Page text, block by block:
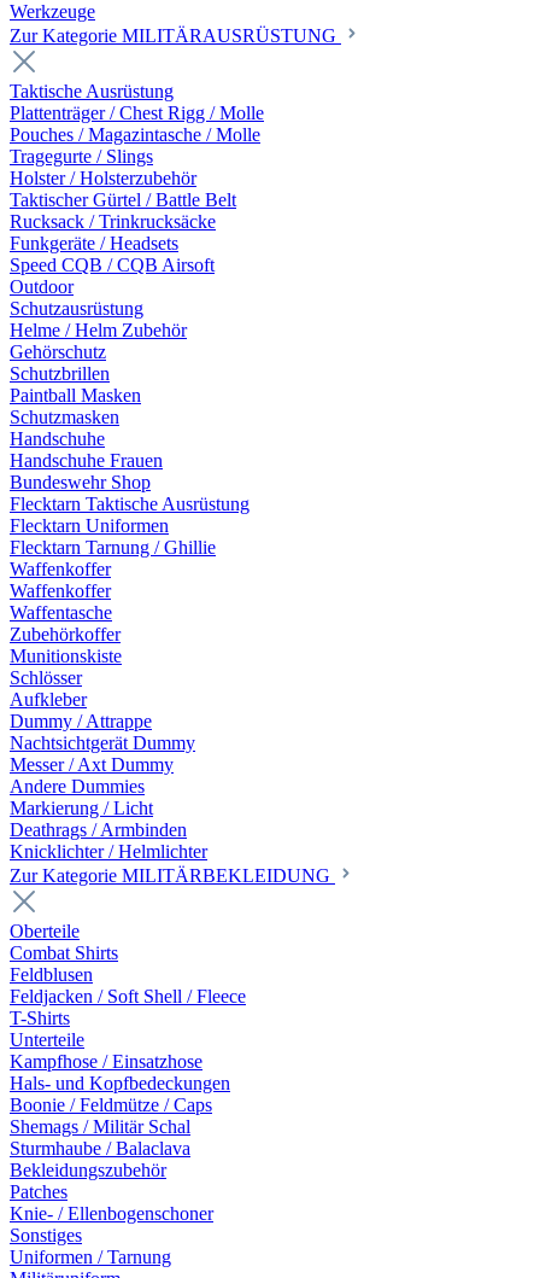
Werkzeuge
Zur Kategorie MILITÄRAUSRÜSTUNG
Taktische Ausrüstung
Plattenträger / Chest Rigg / Molle
Pouches / Magazintasche / Molle
Tragegurte / Slings
Holster / Holsterzubehör
Taktischer Gürtel / Battle Belt
Rucksack / Trinkrucksäcke
Funkgeräte / Headsets
Speed CQB / CQB Airsoft
Outdoor
Schutzausrüstung
Helme / Helm Zubehör
Gehörschutz
Schutzbrillen
Paintball Masken
Schutzmasken
Handschuhe
Handschuhe Frauen
Bundeswehr Shop
Flecktarn Taktische Ausrüstung
Flecktarn Uniformen
Flecktarn Tarnung / Ghillie
Waffenkoffer
Waffenkoffer
Waffentasche
Zubehörkoffer
Munitionskiste
Schlösser
Aufkleber
Dummy / Attrappe
Nachtsichtgerät Dummy
Messer / Axt Dummy
Andere Dummies
Markierung / Licht
Deathrags / Armbinden
Knicklichter / Helmlichter
Zur Kategorie MILITÄRBEKLEIDUNG
Oberteile
Combat Shirts
Feldblusen
Feldjacken / Soft Shell / Fleece
T-Shirts
Unterteile
Kampfhose / Einsatzhose
Hals- und Kopfbedeckungen
Boonie / Feldmütze / Caps
Shemags / Militär Schal
Sturmhaube / Balaclava
Bekleidungszubehör
Patches
Knie- / Ellenbogenschoner
Sonstiges
Uniformen / Tarnung